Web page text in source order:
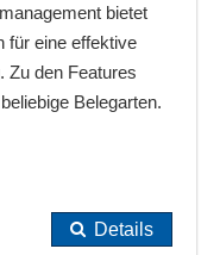
bietet
für eine effektive
Zu den Features
Belegarten.
Details